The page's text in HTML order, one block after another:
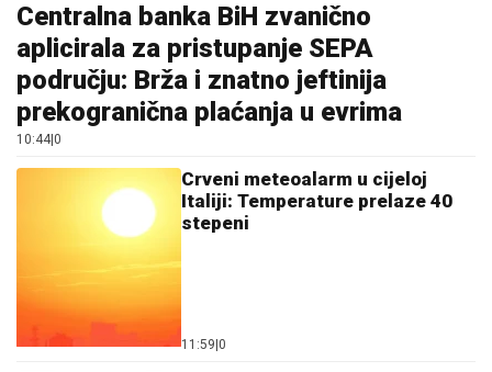
Centralna banka BiH zvanično
aplicirala za pristupanje SEPA
području: Brža i znatno jeftinija
prekogranična plaćanja u evrima
10:44 0
Crveni meteoalarm u cijeloj
Italiji: Temperature prelaze 40
stepeni
11:59 0